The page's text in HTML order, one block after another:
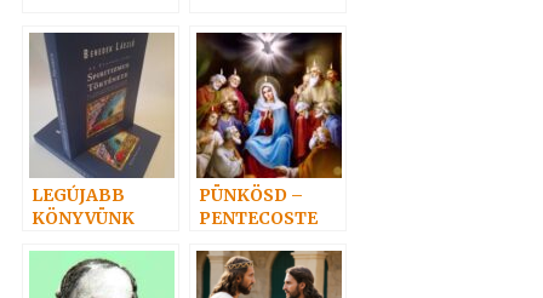
LEGÚJABB
KÖNYVÜNK
PÜNKÖSD –
PENTECOSTE